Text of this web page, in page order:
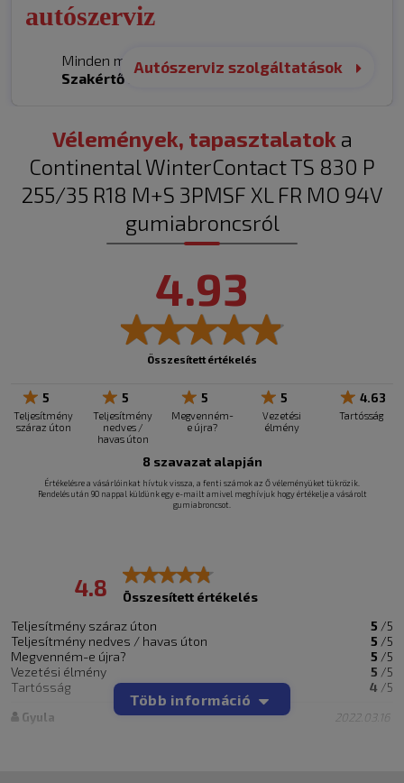
autószerviz
Minden márka. Egy helyen.
Szakértő kezekben.
Autószerviz szolgáltatások
Vélemények, tapasztalatok a
Continental WinterContact TS 830 P
255/35 R18 M+S 3PMSF XL FR MO 94V
gumiabroncsról
4.93
Összesített értékelés
5
Teljesítmény
száraz úton
5
Teljesítmény
nedves /
havas úton
5
Megvenném-
e újra?
5
Vezetési
élmény
4.63
Tartósság
8 szavazat alapján
Értékelésre a vásárlóinkat hívtuk vissza, a fenti számok az Ő véleményüket tükrözik.
Rendelés után 90 nappal küldünk egy e-mailt amivel meghívjuk hogy értékelje a vásárolt
gumiabroncsot.
4.8
Összesített értékelés
Teljesítmény száraz úton
5 /5
Teljesítmény nedves / havas úton 5 /5
Megvenném-e újra? 5 /5
Vezetési élmény 5 /5
Tartósság 4 /5
Gyula 2022.03.16
Több információ